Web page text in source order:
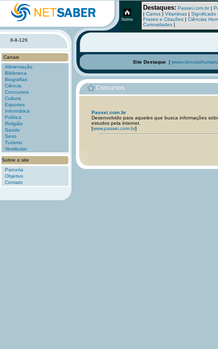
home
Destaques: Passei.com.br|
| Carros | Vitaminas | Significado
Frases e Citações | Ciências
Curiosidades |
8-8-126
Canais
Alimentação
Biblioteca
Biografias
Ciência
Concursos
Cultura
Esportes
Informática
Política
Religião
Saúde
Sexo
Turismo
Vestibular
Sobre o site
Parceria
Objetivo
Contato
Site Destaque[
Concursos
Passei.com.br
Desenvolvido para aqueles que busca informações
estudos pela internet.
[www.passei.com.br]